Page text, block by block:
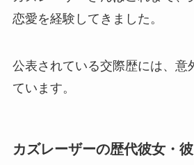
恋愛を経験してきました。
公表されている交際歴には、意
ています。
カズレーザーの歴代彼女・